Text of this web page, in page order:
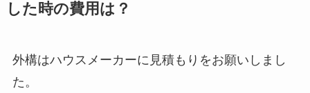
した時の費用は？
外構はハウスメーカーに見積もりをお願いしまし
た。